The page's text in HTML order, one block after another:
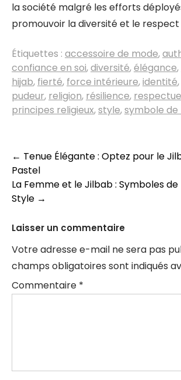
la société malgré les efforts
promouvoir la diversité et le respect
Étiquettes : accessoire de mode,
confiance en soi,diversité,élégance,
hijab, fierté, force intérieure,identité,
pudeur, religion, résilience,
principes religieux,style,symbole de
Navigation
des
articles
← Tenue Élégante : Optez pour le
Pastel
La Femme et le Jilbab : Symboles
Style →
Laisser un commentaire
Votre adresse e-mail ne sera pas
champs obligatoires sont indiqués
Commentaire *